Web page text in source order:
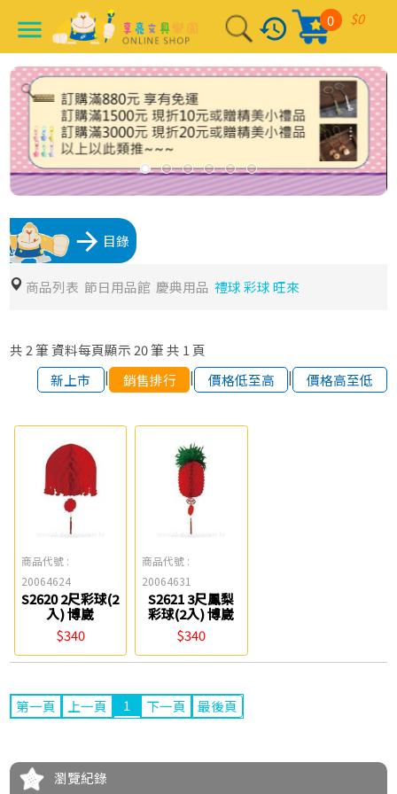
menu history $0
0
arrow_forward 目錄
商品列表 節日用品館 慶典用品 禮球 彩球 旺來
共 2筆 資料每頁顯示 20筆 共 1頁
新上市
| 銷售排行 | 價格低至高 | 價格高至低
商品代號 :
20064624
S2620 2尺彩球(2
入) 博崴
$340
商品代號 :
20064631
S2621 3尺鳳梨
彩球(2入) 博崴
$340
第一頁 上一頁 1 下一頁 最後頁
瀏覽紀錄